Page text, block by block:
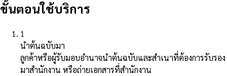
ขั้นตอนใช้บริการ
1
นำต้นฉบับมา
ลูกค้าหรือผู้รับมอบอำนาจนำต้นฉบับและสำเนาที่ต้องการรับรอง
มาสำนักงาน หรือถ่ายเอกสารที่สำนักงาน